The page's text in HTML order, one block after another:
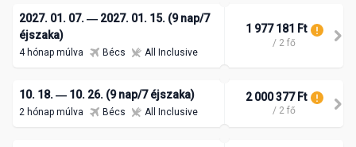
2027. 01. 07. ― 2027. 01. 15. (9 nap/7
éjszaka)
4 hónap múlva Bécs All Inclusive
1 977 181 Ft
/ 2 fő
10. 18. ― 10. 26. (9 nap/7 éjszaka)
2 hónap múlva Bécs All Inclusive
2 000 377 Ft
/ 2 fő